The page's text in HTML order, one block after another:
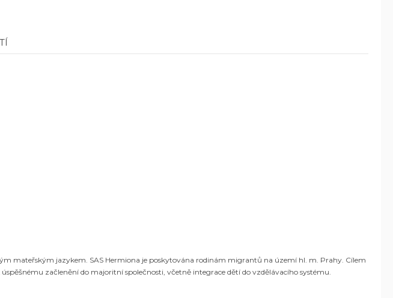
mateřským jazykem. SAS Hermiona je poskytována rodinám migrantů na území hl. m. Prahy. Cílem
začlenění do majoritní společnosti, včetně integrace dětí do vzdělávacího systému.